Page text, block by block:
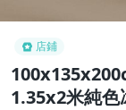
店鋪
1.35x2米純色